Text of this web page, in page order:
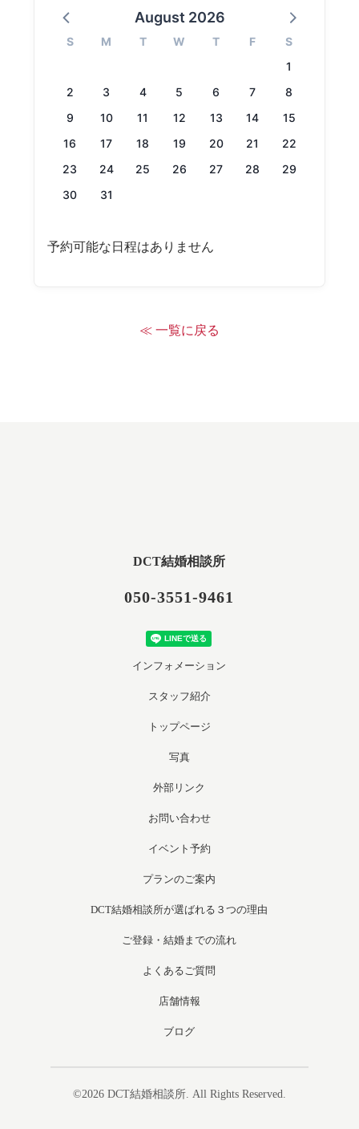
August 2026
S M T W T F
S
1
2
3 4 5 6 7
8
9
10 11 12 13 14
15
16
17 18 19 20 21
22
23
24 25 26 27 28
29
30
31
予約可能な日程はありません
≪ 一覧に戻る
DCT結婚相談所
050-3551-9461
インフォメーション
スタッフ紹介
トップページ
写真
外部リンク
お問い合わせ
イベント予約
プランのご案内
DCT結婚相談所が選ばれる３つの理由
ご登録・結婚までの流れ
よくあるご質問
店舗情報
ブログ
©2026 DCT結婚相談所. All Rights Reserved.